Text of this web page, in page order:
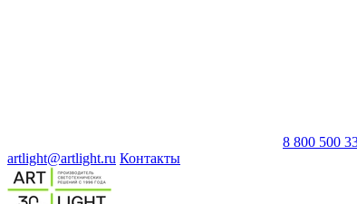
8 800 500
artlight@artlight.ru Контакты